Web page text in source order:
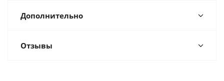
Дополнительно
Отзывы